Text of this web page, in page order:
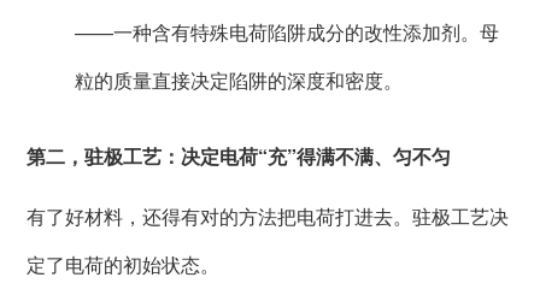
——一种含有特殊电荷陷阱成分的改性添加剂。母
粒的质量直接决定陷阱的深度和密度。
第二，驻极工艺：决定电荷“充”得满不满、匀不匀
有了好材料，还得有对的方法把电荷打进去。驻极工艺决
定了电荷的初始状态。